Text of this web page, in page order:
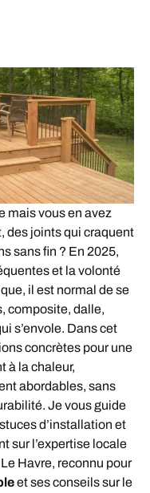
mais vous en avez
des joints qui craquent
sans fin ? En 2025,
et la volonté
il est normal de se
composite, dalle,
s’envole. Dans cet
concrètes pour une
à la chaleur,
abordables, sans
Je vous guide
d’installation et
sur l’expertise locale
Havre, reconnu pour
et ses conseils sur le